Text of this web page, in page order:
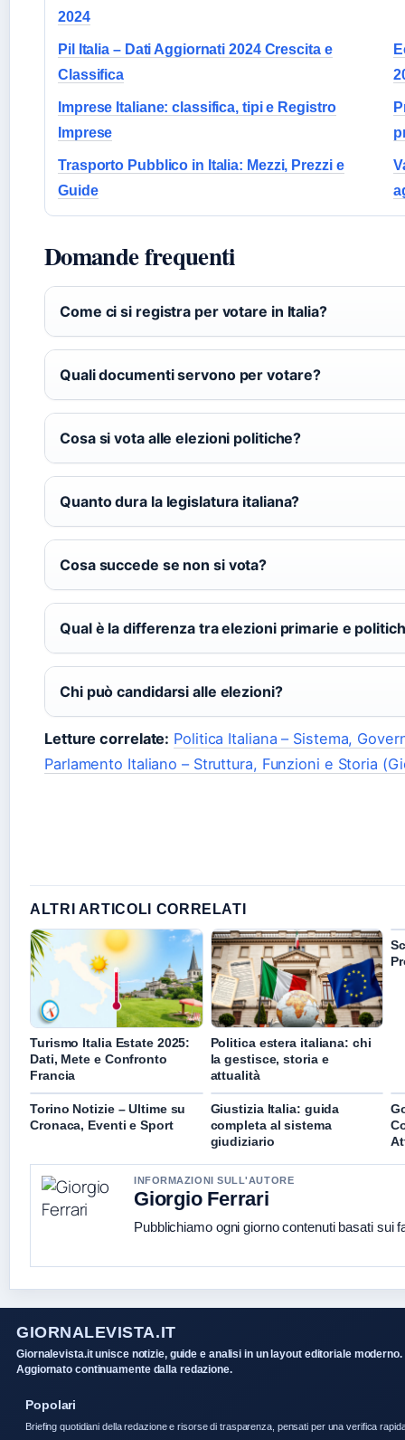
2024
Pil Italia – Dati Aggiornati 2024 Crescita e
Classifica
Imprese Italiane: classifica, tipi e Registro
Imprese
Trasporto Pubblico in Italia: Mezzi, Prezzi e
Guide
Domande frequenti
Come ci si registra per votare in Italia?
Quali documenti servono per votare?
Cosa si vota alle elezioni politiche?
Quanto dura la legislatura italiana?
Cosa succede se non si vota?
Qual è la differenza tra elezioni primarie e
Chi può candidarsi alle elezioni?
Letture correlate: Politica Italiana – Sistema,
Parlamento Italiano – Struttura, Funzioni e Storia
ALTRI ARTICOLI CORRELATI
Turismo Italia Estate 2025:
Dati, Mete e Confronto
Francia
Politica estera italiana: chi
la gestisce, storia e
attualità
Torino Notizie – Ultime su
Cronaca, Eventi e Sport
Giustizia Italia: guida
completa al sistema
giudiziario
INFORMAZIONI SULL'AUTORE
Giorgio Ferrari
Pubblichiamo ogni giorno contenuti basati sui
GIORNALEVISTA.IT
Giornalevista.it unisce notizie, guide e analisi in un layout editoriale moderno.
Aggiornato continuamente dalla redazione.
Popolari
Briefing quotidiani della redazione e risorse di trasparenza, pensati per una verifica